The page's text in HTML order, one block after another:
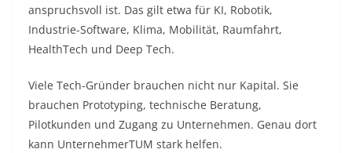
anspruchsvoll ist. Das gilt etwa für KI, Robotik,
Industrie-Software, Klima, Mobilität, Raumfahrt,
HealthTech und Deep Tech.
Viele Tech-Gründer brauchen nicht nur Kapital. Sie
brauchen Prototyping, technische Beratung,
Pilotkunden und Zugang zu Unternehmen. Genau dort
kann UnternehmerTUM stark helfen.